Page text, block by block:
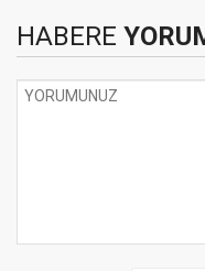
HABERE